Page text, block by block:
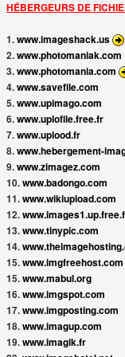
HÉBERGEURS DE
1.www.imageshack.us
2.www.photomaniak.com
3.www.photomania.com
4.www.savefile.com
5.www.upimago.com
6.www.uplofile.free.fr
7.www.uplood.fr
8.www.hebergement-
9.www.zimagez.com
10.www.badongo.com
11.www.wikiupload.com
12.
13.www.tinypic.com
14.
15.www.imgfreehost.com
15.www.mabul.org
16.www.imgspot.com
17.www.imgposting.com
18.www.imagup.com
19.www.imagik.fr